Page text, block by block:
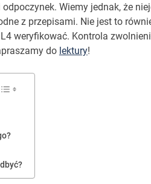
Wiemy jednak, że
z przepisami. Nie jest to
weryfikować. Kontrola
do lektury!